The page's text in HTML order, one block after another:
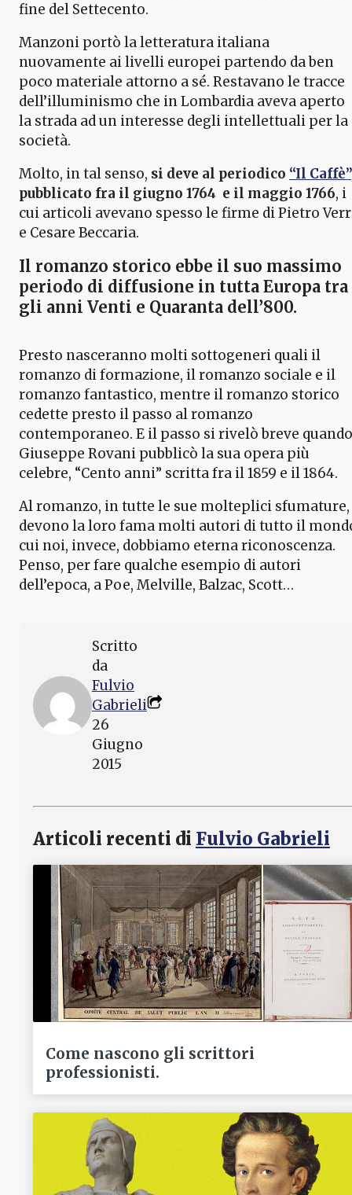
fine del Settecento.
Manzoni portò la letteratura italiana
nuovamente ai livelli europei partendo da ben
poco materiale attorno a sé. Restavano le tracce
dell’illuminismo che in Lombardia aveva aperto
la strada ad un interesse degli intellettuali per la
società.
Molto, in tal senso, si deve al periodico “Il Caffè”
pubblicato fra il giugno 1764 e il maggio 1766, i
cui articoli avevano spesso le firme di Pietro
e Cesare Beccaria.
Il romanzo storico ebbe il suo massimo
periodo di diffusione in tutta Europa tra
gli anni Venti e Quaranta dell’800.
Presto nasceranno molti sottogeneri quali il
romanzo di formazione, il romanzo sociale e il
romanzo fantastico, mentre il romanzo storico
cedette presto il passo al romanzo
contemporaneo. E il passo si rivelò breve quando
Giuseppe Rovani pubblicò la sua opera più
celebre, “Cento anni” scritta fra il 1859 e il 1864.
Al romanzo, in tutte le sue molteplici sfumature,
devono la loro fama molti autori di tutto il
cui noi, invece, dobbiamo eterna riconoscenza.
Penso, per fare qualche esempio di autori
dell’epoca, a Poe, Melville, Balzac, Scott…
Scritto
da
Fulvio
Gabrieli
26
Giugno
2015
Articoli recenti di Fulvio Gabrieli
Come nascono gli scrittori
professionisti.